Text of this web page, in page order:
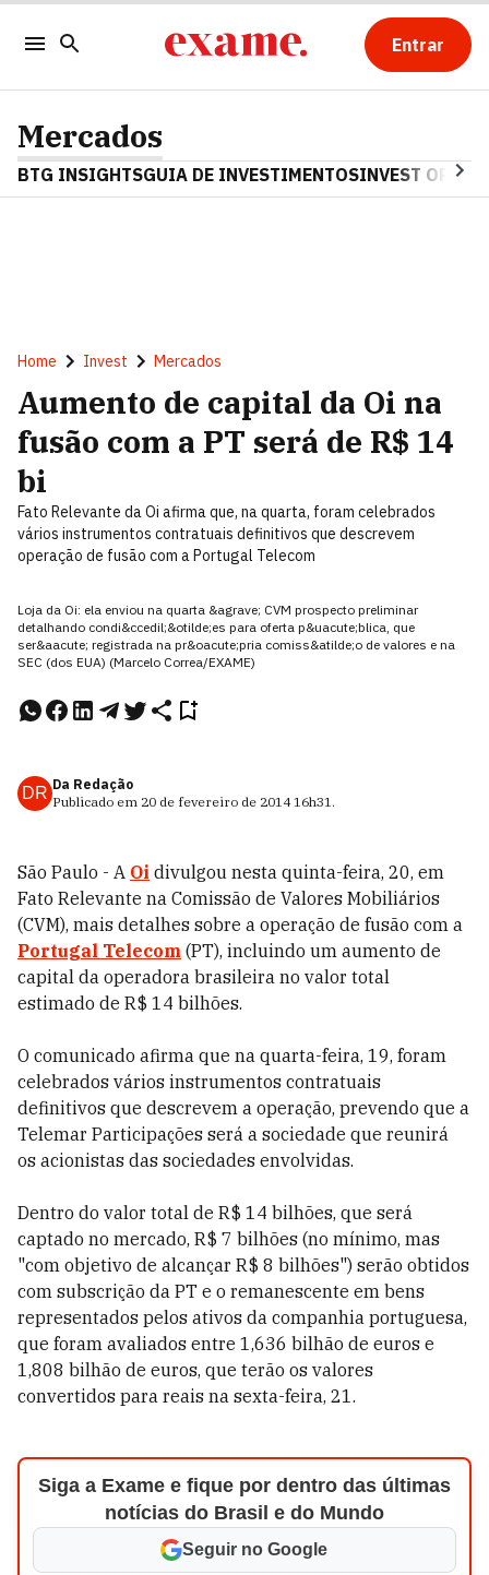
Entrar
Mercados
BTG INSIGHTSGUIA DE INVESTIMENTOSINVEST OPINA
Home Invest Mercados
Aumento de capital da Oi na
fusão com a PT será de R$ 14
bi
Fato Relevante da Oi afirma que, na quarta, foram celebrados
vários instrumentos contratuais definitivos que descrevem
operação de fusão com a Portugal Telecom
Loja da Oi: ela enviou na quarta &agrave; CVM prospecto preliminar
detalhando condi&ccedil;&otilde;es para oferta p&uacute;blica, que
ser&aacute; registrada na pr&oacute;pria comiss&atilde;o de valores e na
SEC (dos EUA) (Marcelo Correa/EXAME)
DR Da Redação
Publicado em 20 de fevereiro de 2014 16h31.
São Paulo - A Oi divulgou nesta quinta-feira, 20, em
Fato Relevante na Comissão de Valores Mobiliários
(CVM), mais detalhes sobre a operação de fusão com a
Portugal Telecom (PT), incluindo um aumento de
capital da operadora brasileira no valor total
estimado de R$ 14 bilhões.
O comunicado afirma que na quarta-feira, 19, foram
celebrados vários instrumentos contratuais
definitivos que descrevem a operação, prevendo que a
Telemar Participações será a sociedade que reunirá
os acionistas das sociedades envolvidas.
Dentro do valor total de R$ 14 bilhões, que será
captado no mercado, R$ 7 bilhões (no mínimo, mas
"com objetivo de alcançar R$ 8 bilhões") serão obtidos
com subscrição da PT e o remanescente em bens
representados pelos ativos da companhia portuguesa,
que foram avaliados entre 1,636 bilhão de euros e
1,808 bilhão de euros, que terão os valores
convertidos para reais na sexta-feira, 21.
Siga a Exame e fique por dentro das últimas
notícias do Brasil e do Mundo
Seguir no Google